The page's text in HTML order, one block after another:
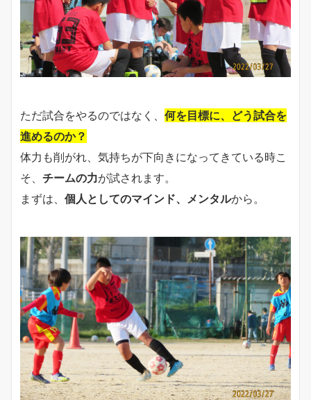
ただ試合をやるのではなく、 何を目標に、どう試合を
進めるのか？
体力も削がれ、気持ちが下向きになってきている時こ
そ、 チームの力が試されます。
まずは、 個人としてのマインド、メンタルから。